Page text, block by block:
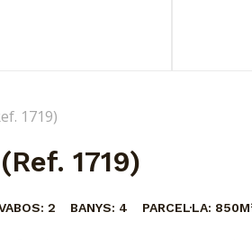
1719)
1719)
2 BANYS: 4 PARCEL·LA: